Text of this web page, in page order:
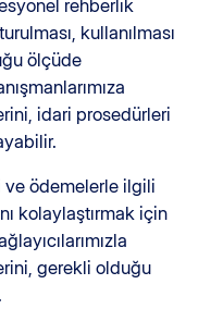
rehberlik
kullanılması
ölçüde
idari prosedürleri
ve ödemelerle ilgili
kolaylaştırmak için
gerekli olduğu